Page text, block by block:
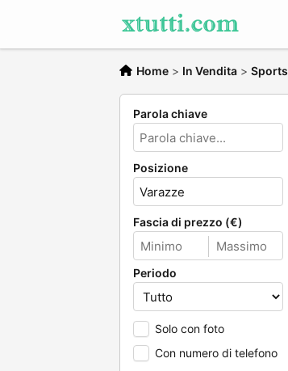
Home > In Vendita > Sports
Parola chiave
Posizione
Fascia di prezzo (€)
Periodo
Solo con foto
Con numero di telefono